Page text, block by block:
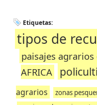
Etiquetas:
tipos de
paisajes
AFRICA
agrarios
zonas